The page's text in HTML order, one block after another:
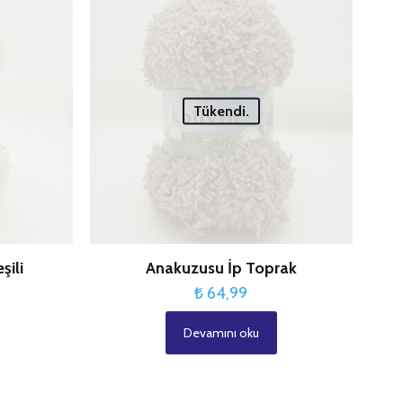
Tükendi.
Anakuzusu İp Toprak
₺ 64,99
Devamını oku